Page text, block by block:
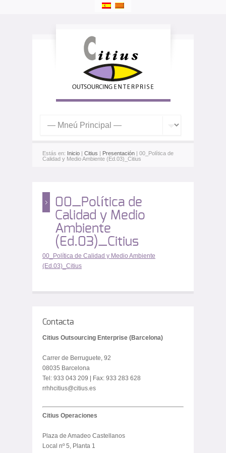
Estás en: Inicio | Citius | Presentación | 00_Política de
Calidad y Medio Ambiente (Ed.03)_Citius
00_Política de
Calidad y Medio
Ambiente
(Ed.03)_Citius
00_Política de Calidad y Medio Ambiente
(Ed.03)_Citius
Contacta
Citius Outsourcing Enterprise (Barcelona)
Carrer de Berruguete, 92
08035 Barcelona
Tel: 933 043 209 | Fax: 933 283 628
rrhhcitius@citius.es
Citius Operaciones
Plaza de Amadeo Castellanos
Local nº 5, Planta 1